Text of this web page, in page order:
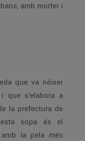
amb morter i
que va néixer
que s’elabora a
la prefectura de
sopa és el
la pela més